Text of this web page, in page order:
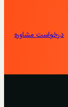
درخواست مشاوره